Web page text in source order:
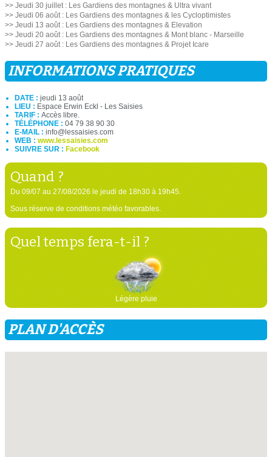
>> Jeudi 30 juillet : Les Gardiens des montagnes & Ultra vivant
>> Jeudi 06 août : Les Gardiens des montagnes & les Cycloptimistes
>> Jeudi 13 août : Les Gardiens des montagnes & Elevation
>> Jeudi 20 août : Les Gardiens des montagnes & Mont blanc - Marseille
>> Jeudi 27 août : Les Gardiens des montagnes & Projet Icare
INFORMATIONS PRATIQUES
DATE : jeudi 13 août
LIEU : Espace Erwin Eckl - Les Saisies
TARIF : Accès libre.
TÉLÉPHONE : 04 79 38 90 30
E-MAIL : info@lessaisies.com
WEB : www.lessaisies.com
SUIVRE SUR : Facebook
Quand ?
Du 09/07 au 27/08/2026 le jeudi de 18h30 à 19h45.
Sous réserve de conditions météo favorables.
Quel temps fera-t-il ?
Légère pluie
PLAN D'ACCÈS